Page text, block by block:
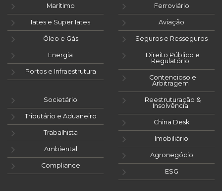
Marítimo
Iates e Super Iates
Óleo e Gás
Energia
Portos e Infraestrutura
Ferroviário
Aviação
Seguros e Resseguros
Direito Público e
Regulatório
Contencioso e
Arbitragem
Societário
Tributário e Aduaneiro
Trabalhista
Ambiental
Compliance
Reestruturação &
Insolvência
China Desk
Imobiliário
Agronegócio
ESG